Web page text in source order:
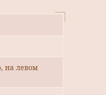
на левом